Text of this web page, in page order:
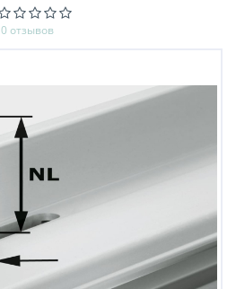
0 отзывов